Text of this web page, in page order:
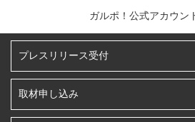
ガルポ！公式アカウン
プレスリリース受付
取材申し込み